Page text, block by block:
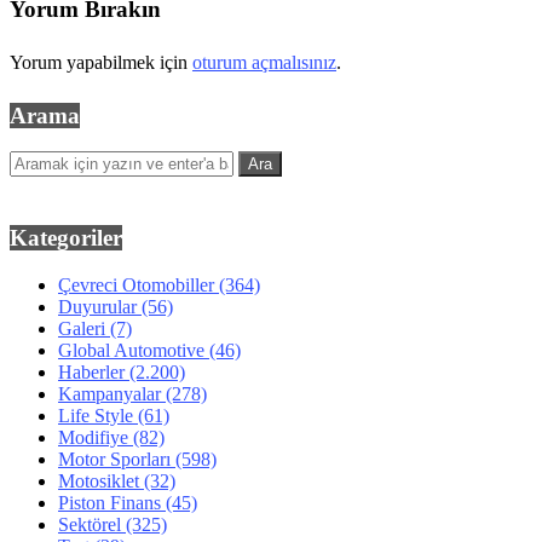
Yorum Bırakın
Yorum yapabilmek için oturum açmalısınız.
Arama
Kategoriler
Çevreci Otomobiller(364)
Duyurular(56)
Galeri (7)
Global Automotive (46)
Haberler(2.200)
Kampanyalar(278)
Life Style (61)
Modifiye (82)
Motor Sporları (598)
Motosiklet (32)
Piston Finans (45)
Sektörel (325)